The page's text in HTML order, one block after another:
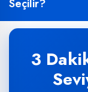
Seçilir?
3